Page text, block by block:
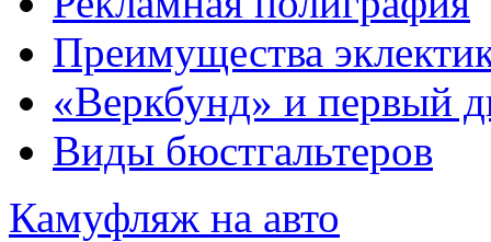
Преимущества
«Веркбунд» и первый
Виды бюстгальтеров
Камуфляж на авто